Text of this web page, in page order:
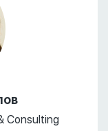
Consulting